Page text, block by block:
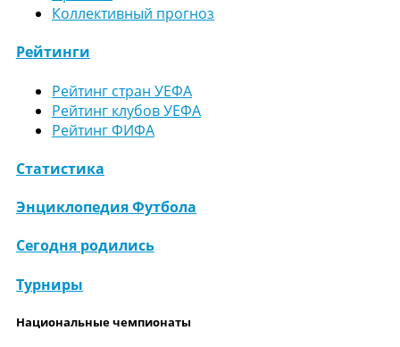
Коллективный прогноз
Рейтинги
Рейтинг стран УЕФА
Рейтинг клубов УЕФА
Рейтинг ФИФА
Статистика
Энциклопедия Футбола
Сегодня родились
Турниры
Национальные чемпионаты